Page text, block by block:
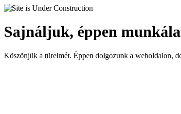
Sajnáljuk, éppen
Köszönjük a türelmét. Éppen dolgozunk a weboldalon,